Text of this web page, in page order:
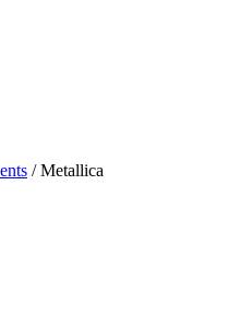
/ Metallica